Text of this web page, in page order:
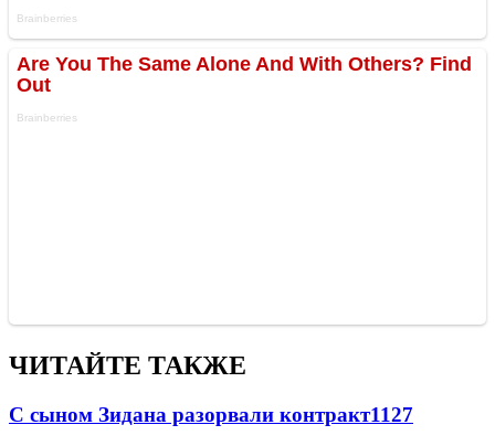
ЧИТАЙТЕ ТАКЖЕ
С сыном Зидана разорвали контракт1127